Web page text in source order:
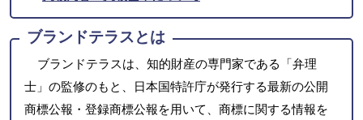
ブランドテラスとは
ブランドテラスは、知的財産の専門家である「弁理
士」の監修のもと、日本国特許庁が発行する最新の公開
商標公報・登録商標公報を用いて、商標に関する情報を